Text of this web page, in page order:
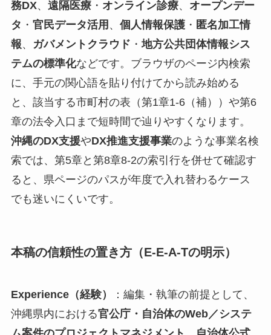
務DX、 遠隔医療・ オンライン診療、 オープンデー
タ ・ 官民データ活用 、 個人情報保護・ 匿名加工情
報、 ガバメントクラウド ・地方公共団体情報シス
テムの標準化などです。ブラウザのページ内検索
に、手元の関心語を貼り付けてから読み始める
と、該当する市町村の表（第1章1-6（補））や第6
章の法令入口まで短時間で辿りやすくなります。
沖縄のDX支援やDX推進支援事業のような事業名検
索では、第5章と第8章8-2の索引行を併せて確認す
ると、県ページのパスが年度で入れ替わるケース
でも迷いにくいです。
本稿の信頼性の置き方（E-E-A-Tの明示）
Experience（経験）
：編集・執筆の前提として、
沖縄県内における官公庁・自治体のWeb／システ